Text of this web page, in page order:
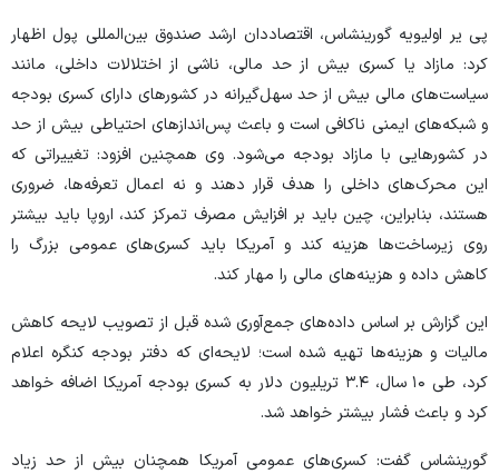
پی یر اولیویه گورینشاس، اقتصاددان ارشد صندوق بین‌المللی پول اظهار
کرد: مازاد یا کسری بیش از حد مالی، ناشی از اختلالات داخلی، مانند
سیاست‌های مالی بیش از حد سهل‌گیرانه در کشور‌های دارای کسری بودجه
و شبکه‌های ایمنی ناکافی است و باعث پس‌انداز‌های احتیاطی بیش از حد
در کشور‌هایی با مازاد بودجه می‌شود. وی همچنین افزود: تغییراتی که
این محرک‌های داخلی را هدف قرار دهند و نه اعمال تعرفه‌ها، ضروری
هستند، بنابراین، چین باید بر افزایش مصرف تمرکز کند، اروپا باید بیشتر
روی زیرساخت‌ها هزینه کند و آمریکا باید کسری‌های عمومی بزرگ را
کاهش داده و هزینه‌های مالی را مهار کند.
این گزارش بر اساس داده‌های جمع‌آوری شده قبل از تصویب لایحه کاهش
مالیات و هزینه‌ها تهیه شده است؛ لایحه‌ای که دفتر بودجه کنگره اعلام
کرد، طی ۱۰ سال، ۳.۴ تریلیون دلار به کسری بودجه آمریکا اضافه خواهد
کرد و باعث فشار بیشتر خواهد شد.
گورینشاس گفت: کسری‌های عمومی آمریکا همچنان بیش از حد زیاد